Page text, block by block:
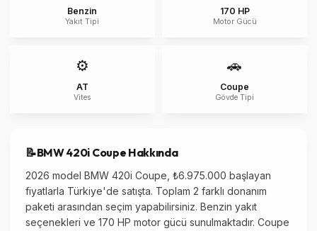
Benzin
Yakıt Tipi
170 HP
Motor Gücü
⚙️
AT
Vites
🚗
Coupe
Gövde Tipi
📝BMW420i Coupe Hakkında
2026 model BMW 420i Coupe, ₺6.975.000 başlayan
fiyatlarla Türkiye'de satışta. Toplam 2 farklı donanım
paketi arasından seçim yapabilirsiniz. Benzin yakıt
seçenekleri ve 170 HP motor gücü sunulmaktadır. Coupe